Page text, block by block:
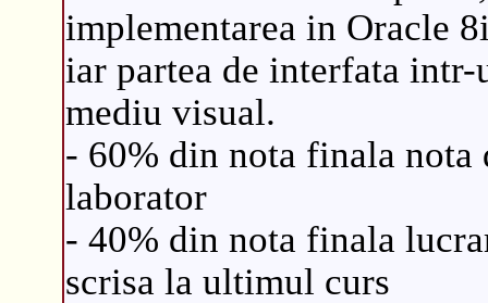
implementarea in Oracle
iar partea de interfata intr-
mediu visual.
- 60% din nota finala nota
laborator
- 40% din nota finala
scrisa la ultimul curs